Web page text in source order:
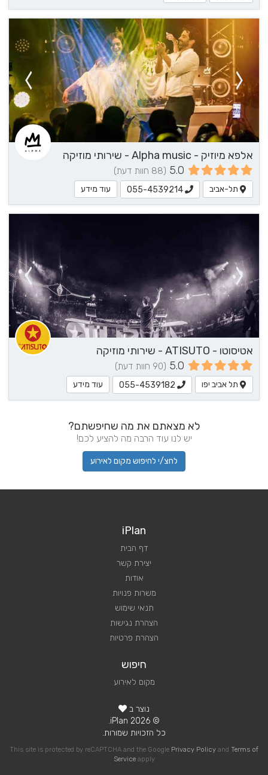
אלפא מיוזיק - Alpha music - שירותי מוזיקה
5.0 (88 חוות דעת)
תל-אביב 055-4539214 עוד מידע
אטיסוטו - ATISUTO - שירותי מוזיקה
5.0 (90 חוות דעת)
תל אביב יפו 055-4539182 עוד מידע
לא מצאתם את מה שחיפשתם?
יש לנו עוד הרבה מה להציע לכם!
לחצ/י לחיפוש מקום לאירוע
iPlan
דף הבית
יצירת קשר
אודות
משרות פנויות
תנאי שימוש
הצהרת נגישות
הצהרת פרטיות
חיפוש
מקום לאירוע
נוצר ב
© 2026 iPlan.
כל הזכויות שמורות.
This site is protected by reCAPTCHA and the Google Privacy Policy and Terms of
Serviceapply